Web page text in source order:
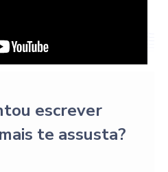
escrever
te assusta?